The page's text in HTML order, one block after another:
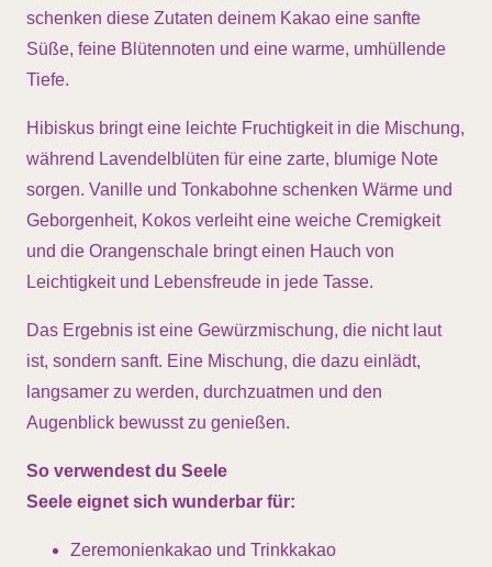
schenken diese Zutaten deinem Kakao eine sanfte
Süße, feine Blütennoten und eine warme, umhüllende
Tiefe.
Hibiskus bringt eine leichte Fruchtigkeit in die Mischung,
während Lavendelblüten für eine zarte, blumige Note
sorgen. Vanille und Tonkabohne schenken Wärme und
Geborgenheit, Kokos verleiht eine weiche Cremigkeit
und die Orangenschale bringt einen Hauch von
Leichtigkeit und Lebensfreude in jede Tasse.
Das Ergebnis ist eine Gewürzmischung, die nicht laut
ist, sondern sanft. Eine Mischung, die dazu einlädt,
langsamer zu werden, durchzuatmen und den
Augenblick bewusst zu genießen.
So verwendest du Seele
Seele eignet sich wunderbar für:
Zeremonienkakao und Trinkkakao